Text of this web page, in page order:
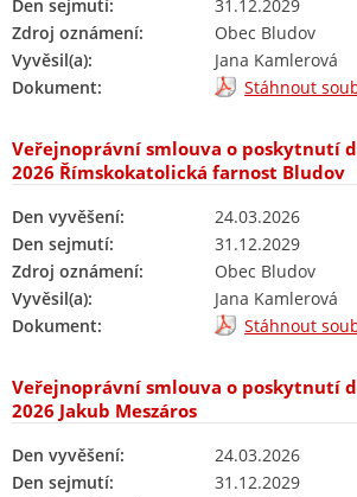
Den sejmutí:
31.12.2029
Zdroj oznámení:
Obec Bludov
Vyvěsil(a):
Jana Kamlerová
Dokument:
Stáhnout
Veřejnoprávní smlouva o poskytnutí
2026 Římskokatolická farnost Bludov
Den vyvěšení:
24.03.2026
Den sejmutí:
31.12.2029
Zdroj oznámení:
Obec Bludov
Vyvěsil(a):
Jana Kamlerová
Dokument:
Stáhnout
Veřejnoprávní smlouva o poskytnutí
2026 Jakub Meszáros
Den vyvěšení:
24.03.2026
Den sejmutí:
31.12.2029